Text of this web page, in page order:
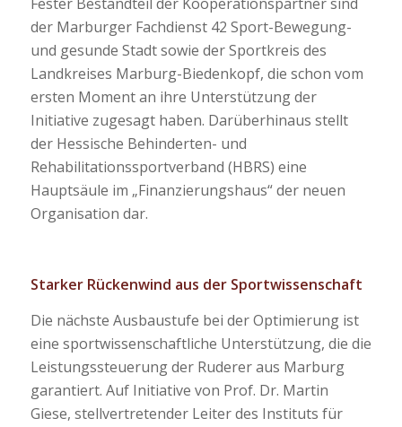
der Marburger Fachdienst 42 Sport-Bewegung-
und gesunde Stadt sowie der Sportkreis des
Landkreises Marburg-Biedenkopf, die schon vom
ersten Moment an ihre Unterstützung der
Initiative zugesagt haben. Darüberhinaus stellt
der Hessische Behinderten- und
Rehabilitationssportverband (HBRS) eine
Hauptsäule im „Finanzierungshaus“ der neuen
Organisation dar.
Starker Rückenwind aus der Sportwissenschaft
Die nächste Ausbaustufe bei der Optimierung ist
eine sportwissenschaftliche Unterstützung, die die
Leistungssteuerung der Ruderer aus Marburg
garantiert. Auf Initiative von Prof. Dr. Martin
Giese, stellvertretender Leiter des Instituts für